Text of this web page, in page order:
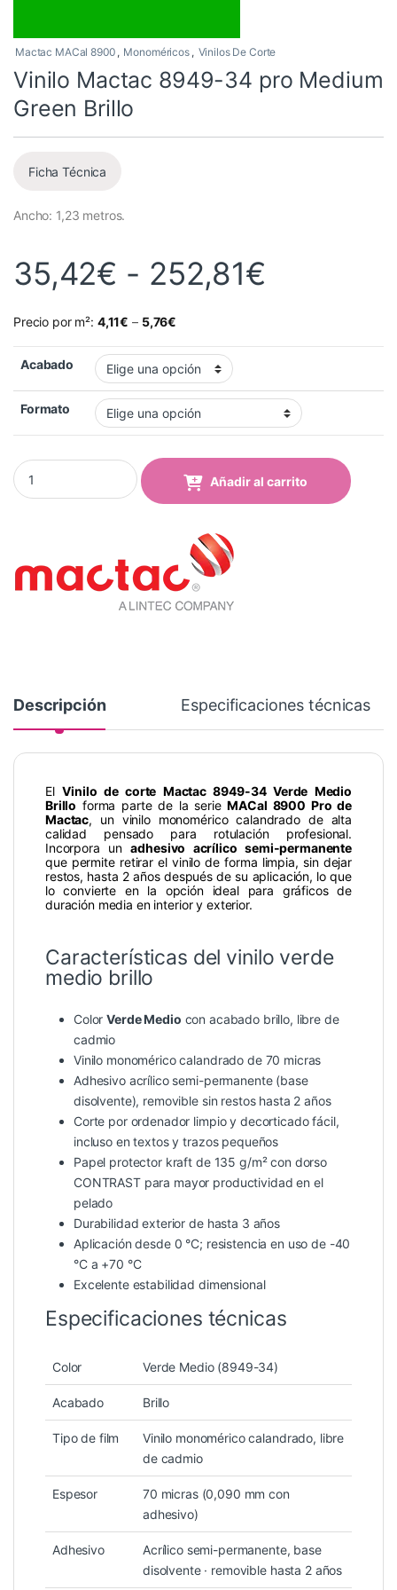
Mactac MACal 8900 , Monoméricos , Vinilos De Corte
Vinilo Mactac 8949-34 pro Medium
Green Brillo
Ficha Técnica
Ancho: 1,23 metros.
35,42€ - 252,81€
Precio por m²: 4,11€ – 5,76€
Acabado
Formato
Vinilo Mactac 8949-34 pro Medium Green Brillo quantity
Añadir al carrito
Descripción Especificaciones técnicas
ElVinilo de corte Mactac 8949-34 Verde Medio
Brillo forma parte de la serieMACal 8900 Pro de
Mactac, un vinilo monomérico calandrado de alta
calidad pensado para rotulación profesional.
Incorpora unadhesivo acrílico semi-permanente
que permite retirar el vinilo de forma limpia, sin dejar
restos, hasta 2 años después de su aplicación, lo que
lo convierte en la opción ideal para gráficos de
duración media en interior y exterior.
Características del vinilo verde
medio brillo
ColorVerde Medio con acabado brillo, libre de
cadmio
Vinilo monomérico calandrado de 70 micras
Adhesivo acrílico semi-permanente (base
disolvente), removible sin restos hasta 2 años
Corte por ordenador limpio y decorticado fácil,
incluso en textos y trazos pequeños
Papel protector kraft de 135 g/m² con dorso
CONTRAST para mayor productividad en el
pelado
Durabilidad exterior de hasta 3 años
Aplicación desde 0 °C; resistencia en uso de -40
°C a +70 °C
Excelente estabilidad dimensional
Especificaciones técnicas
Color Verde Medio (8949-34)
Acabado Brillo
Tipo de film
Vinilo monomérico calandrado, libre
de cadmio
Espesor
70 micras (0,090 mm con
adhesivo)
Adhesivo
Acrílico semi-permanente, base
disolvente · removible hasta 2 años